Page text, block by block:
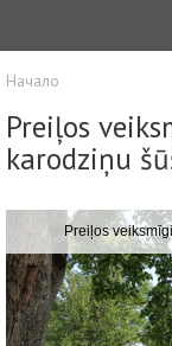
Начало
Preiļos
karodziņu
Preiļos